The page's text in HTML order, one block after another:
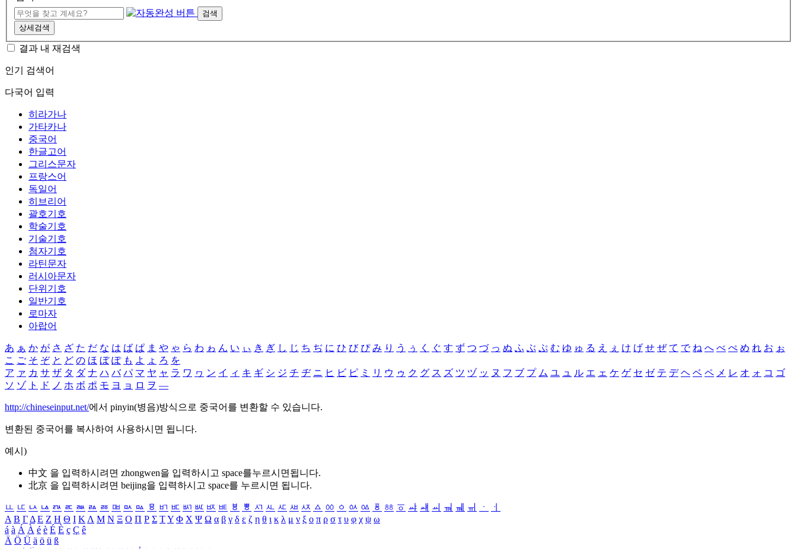
검색
상세검색
결과 내 재검색
인기 검색어
다국어 입력
히라가나
가타카나
중국어
한글고어
그리스문자
프랑스어
독일어
히브리어
괄호기호
학술기호
기술기호
첨자기호
라틴문자
러시아문자
단위기호
일반기호
로마자
아랍어
あ ぁ か が さ ざ た だ な は ば ぱ ま や ゃ ら わ ゎ ん い ぃ き ぎ し じ ち ぢ に ひ び ぴ み り う ぅ く ぐ す ず つ づ っ ぬ ふ ぶ ぷ む ゆ ゅ る え ぇ け げ せ ぜ て で ね へ べ ぺ め れ お ぉ
こ ご そ ぞ と ど の ほ ぼ ぽ も よ ょ ろ を
ア ァ カ サ ザ タ ダ ナ ハ バ パ マ ヤ ャ ラ ワ ヮ ン イ ィ キ ギ シ ジ チ ヂ ニ ヒ ビ ピ ミ リ ウ ゥ ク グ ス ズ ツ ヅ ッ ヌ フ ブ プ ム ユ ュ ル エ ェ ケ ゲ セ ゼ テ デ ヘ ベ ペ メ レ オ ォ コ ゴ
ソ ゾ ト ド ノ ホ ボ ポ モ ヨ ョ ロ ヲ ―
http://chineseinput.net/에서 pinyin(병음)방식으로 중국어를 변환할 수 있습니다.
변환된 중국어를 복사하여 사용하시면 됩니다.
예시)
中文 을 입력하시려면 zhongwen을 입력하시고 space를누르시면됩니다.
北京 을 입력하시려면 beijing을 입력하시고 space를 누르시면 됩니다.
ㅥ ㅦ ㅧ ㅨ ㅩ ㅪ ㅫ ㅬ ㅭ ㅮ ㅯ ㅰ ㅱ ㅲ ㅳ ㅴ ㅵ ㅶ ㅷ ㅸ ㅹ ㅺ ㅻ ㅼ ㅽ ㅾ ㅿ ㆀ ㆁ ㆂ ㆃ ㆄ ㆅ ㆆ ㆇ ㆈ ㆉ ㆊ ㆋ ㆌ ㆍ
ㆎ
Α Β ΓΔ Ε Ζ Η Θ Ι ΚΛ Μ Ν Ξ Ο Π Ρ Σ ΤΥ Φ Χ Ψ Ω α β γ δ ε ζ η θ ι κ λ μ ν ξ ο π ρ σ τ υ φ χ ψ ω
á à Á À é è É È ç Ç ê
Ä Ö Ü ä ö ü ß